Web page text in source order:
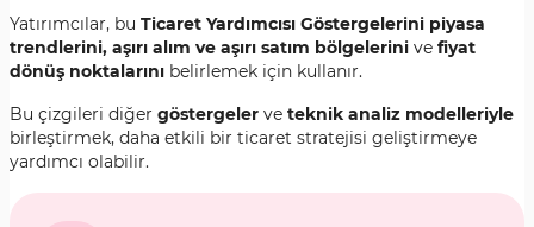
Yatırımcılar, bu Ticaret Yardımcısı Göstergelerini piyasa
trendlerini, aşırı alım ve aşırı satım bölgelerini ve fiyat
dönüş noktalarını belirlemek için kullanır.
Bu çizgileri diğer göstergeler ve teknik analiz modelleriyle
birleştirmek, daha etkili bir ticaret stratejisi geliştirmeye
yardımcı olabilir.